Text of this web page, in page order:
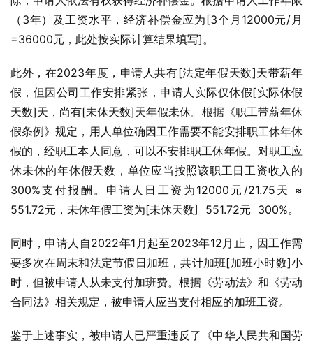
（3年）及工资水平，经济补偿金应为[3个月12000元/月
=36000元，此处按实际计算结果填写]。
此外，在2023年度，申请人共有[法定年假天数]天带薪年
假，但因公司工作安排紧张，申请人实际仅休假[实际休假
天数]天，尚有[未休天数]天年假未休。根据《职工带薪年休
假条例》规定，用人单位确因工作需要不能安排职工休年休
假的，经职工本人同意，可以不安排职工休年假。对职工应
休未休的年休假天数，单位应当按照该职工日工资收入的
300%支付报酬。申请人日工资为12000元/21.75天 ≈
551.72元，未休年假工资为[未休天数]  551.72元  300%。
同时，申请人自2022年1月起至2023年12月止，因工作需
要多次在周末和法定节假日加班，共计加班[加班小时数]小
时，但被申请人从未支付加班费。根据《劳动法》和《劳动
合同法》相关规定，被申请人应当支付相应的加班工资。
鉴于上述事实，被申请人已严重违反了《中华人民共和国劳